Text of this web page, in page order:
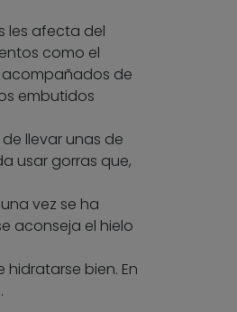
les afecta del
como el
acompañados de
embutidos
llevar unas de
usar gorras que,
vez se ha
aconseja el hielo
bien. En